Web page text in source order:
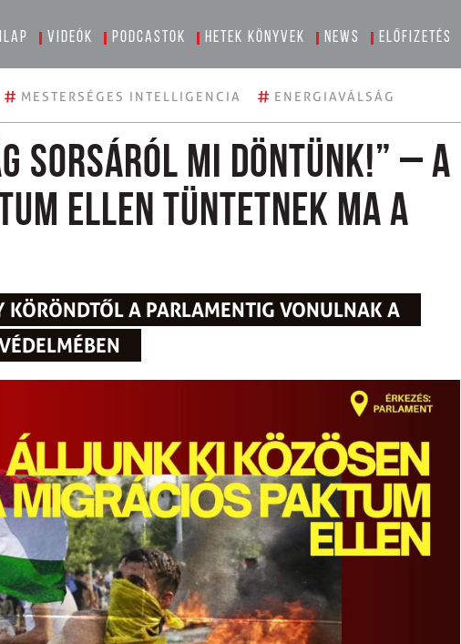
Videók Podcastok Hetek könyvek News Előfizetés
# MESTERSÉGES INTELLIGENCIA # ENERGIAVÁLSÁG
sorsáról mi döntünk!” – a
ellen tüntetnek ma a
KÖRÖNDTŐL A PARLAMENTIG VONULNAK A